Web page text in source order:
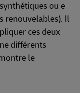
ou e-
renouvelables). Il
ces deux
différents
le